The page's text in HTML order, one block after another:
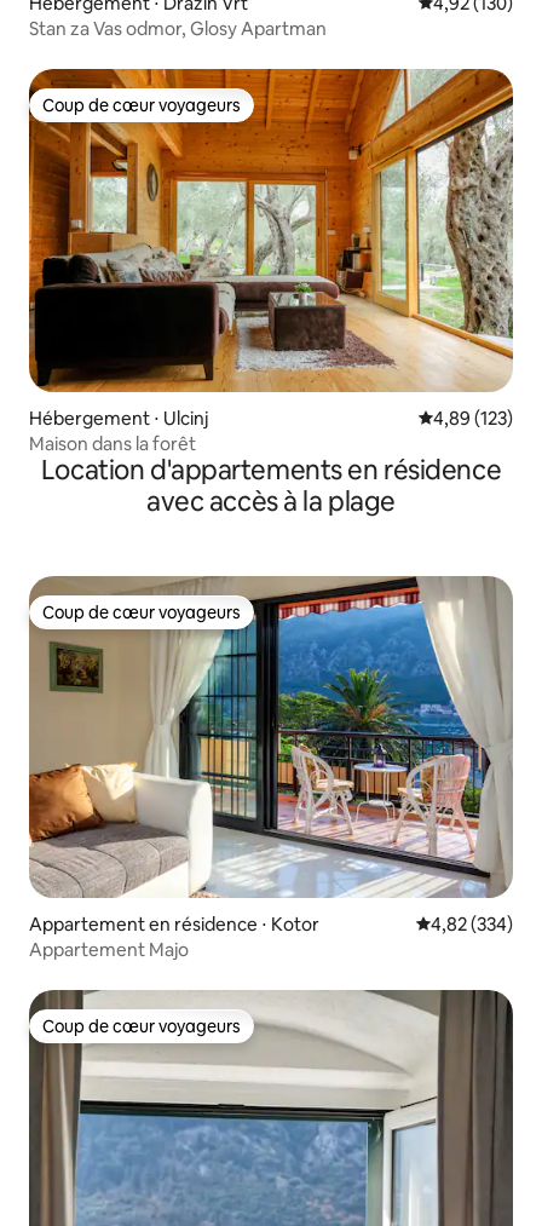
Stan za Vas odmor, Glosy Apartman
Coup de cœur voyageurs
Coup de cœur voyageurs
Hébergement ⋅ Ulcinj Évaluation
4,89 (123)
Maison dans la forêt
Location d'appartements en résidence
avec accès à la plage
Coup de cœur voyageurs
Coup de cœur voyageurs
Appartement en résidence ⋅ Kotor Évaluation
4,82 (334)
Appartement Majo
Coup de cœur voyageurs
Coup de cœur voyageurs